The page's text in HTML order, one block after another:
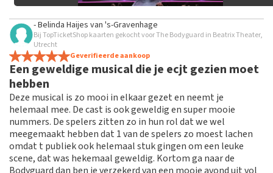
- Belinda Haijes van 's-Gravenhage
Bij TopTicketShop kaarten gekocht voor The Bodyguard in Beatrix Theater,
Utrecht
Geverifieerde aankoop
Een geweldige musical die je ecjt gezien moet
hebben
Deze musical is zo mooi in elkaar gezet en neemt je
helemaal mee. De cast is ook geweldig en super mooie
nummers. De spelers zitten zo in hun rol dat we wel
meegemaakt hebben dat 1 van de spelers zo moest lachen
omdat t publiek ook helemaal stuk gingen om een leuke
scene, dat was hekemaal geweldig. Kortom ga naar de